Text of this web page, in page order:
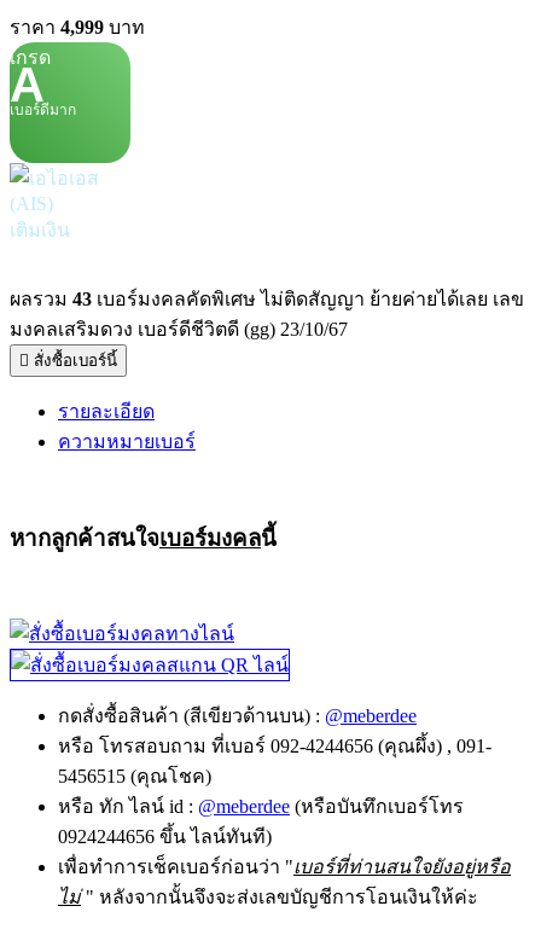
ราคา 4,999 บาท
เกรด
A
เบอร์ดีมาก
เติมเงิน
ผลรวม 43 เบอร์มงคลคัดพิเศษ ไม่ติดสัญญา ย้ายค่ายได้เลย เลข
มงคลเสริมดวง เบอร์ดีชีวิตดี (gg) 23/10/67
สั่งซื้อเบอร์นี้
รายละเอียด
ความหมายเบอร์
หากลูกค้าสนใจเบอร์มงคลนี้
กดสั่งซื้อสินค้า (สีเขียวด้านบน) : @meberdee
หรือ โทรสอบถาม ที่เบอร์ 092-4244656 (คุณผึ้ง) , 091-
5456515 (คุณโชค)
หรือ ทัก ไลน์ id : @meberdee (หรือบันทึกเบอร์โทร
0924244656 ขึ้น ไลน์ทันที)
เพื่อทำการเช็คเบอร์ก่อนว่า "เบอร์ที่ท่านสนใจยังอยู่หรือ
ไม่" หลังจากนั้นจึงจะส่งเลขบัญชีการโอนเงินให้ค่ะ